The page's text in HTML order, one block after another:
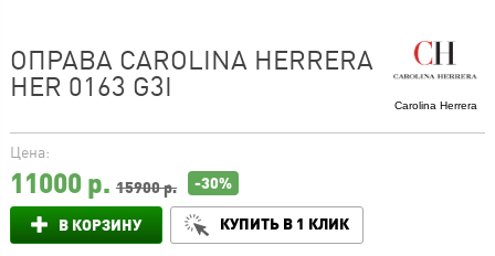
Carolina Herrera
ОПРАВА CAROLINA HERRERA
HER 0163 G3I
Цена:
11000р. 15900 р. -30%
В КОРЗИНУ КУПИТЬ В 1 КЛИК